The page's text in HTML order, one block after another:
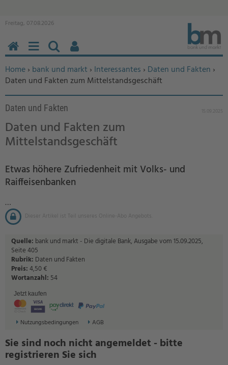
Freitag, 07.08.2026
Sie befinden sich hier:
Home› bank und markt › Interessantes › Daten und Fakten ›
Daten und Fakten zum Mittelstandsgeschäft
Daten und Fakten
Daten und Fakten zum
Mittelstandsgeschäft
Etwas höhere Zufriedenheit mit Volks- und
Raiffeisenbanken
…
Dieser Artikel ist Teil unseres Online-Abo Angebots.
Quelle: bank und markt - Die digitale Bank, Ausgabe vom 15.09.2025,
Seite 405
Rubrik: Daten und Fakten
Preis:4,50 €
Wortanzahl: 54
Jetzt kaufen
Nutzungsbedingungen AGB
Sie sind noch nicht angemeldet - bitte
registrieren Sie sich
HOMEMENÜSUCHEN
BENUTZERFUNKTIONEN